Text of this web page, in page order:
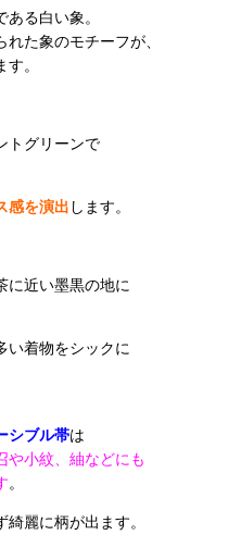
る白い象。
た象のモチーフが、
。
トグリーンで
感を演出 します。
に近い墨黒の地に
い着物をシックに
シブル帯は
や小紋、紬などにも
。
麗に柄が出ます。